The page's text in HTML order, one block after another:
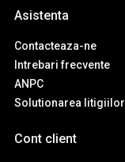
Asistenta
Contacteaza-ne
Intrebari frecvente
ANPC
Solutionarea litigiilor
Cont client